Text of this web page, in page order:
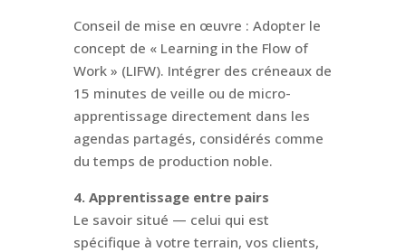
Conseil de mise en œuvre : Adopter le
concept de « Learning in the Flow of
Work » (LIFW). Intégrer des créneaux de
15 minutes de veille ou de micro-
apprentissage directement dans les
agendas partagés, considérés comme
du temps de production noble.
4. Apprentissage entre pairs
Le savoir situé — celui qui est
spécifique à votre terrain, vos clients,